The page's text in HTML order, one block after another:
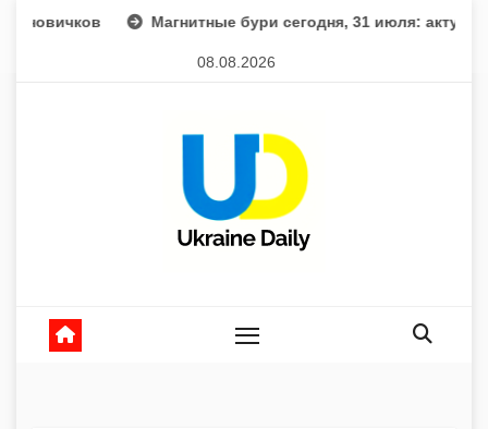
Магнитные бури сегодня, 31 июля: актуальный прогноз и
08.08.2026